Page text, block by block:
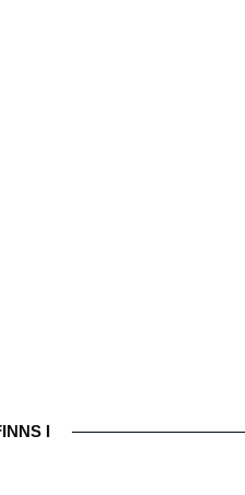
I